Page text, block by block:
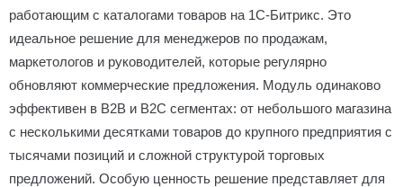
работающим с каталогами товаров на 1С-Битрикс. Это
идеальное решение для менеджеров по продажам,
маркетологов и руководителей, которые регулярно
обновляют коммерческие предложения. Модуль одинаково
эффективен в B2B и B2C сегментах: от небольшого магазина
с несколькими десятками товаров до крупного предприятия с
тысячами позиций и сложной структурой торговых
предложений. Особую ценность решение представляет для